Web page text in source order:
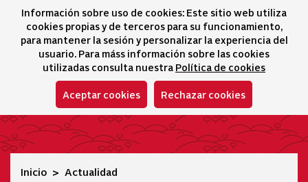
Información sobre uso de cookies: Este sitio web utiliza
cookies propias y de terceros para su funcionamiento,
para mantener la sesión y personalizar la experiencia del
usuario. Para máss información sobre las cookies
utilizadas consulta nuestra Política de cookies
Aceptar cookies Rechazar cookies
Selector idioma
icono
Actualidad
Inicio Actualidad